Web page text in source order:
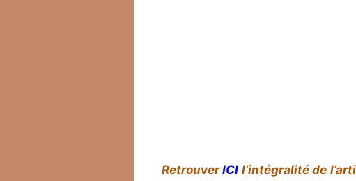
Retrouver ICI l’intégralité de